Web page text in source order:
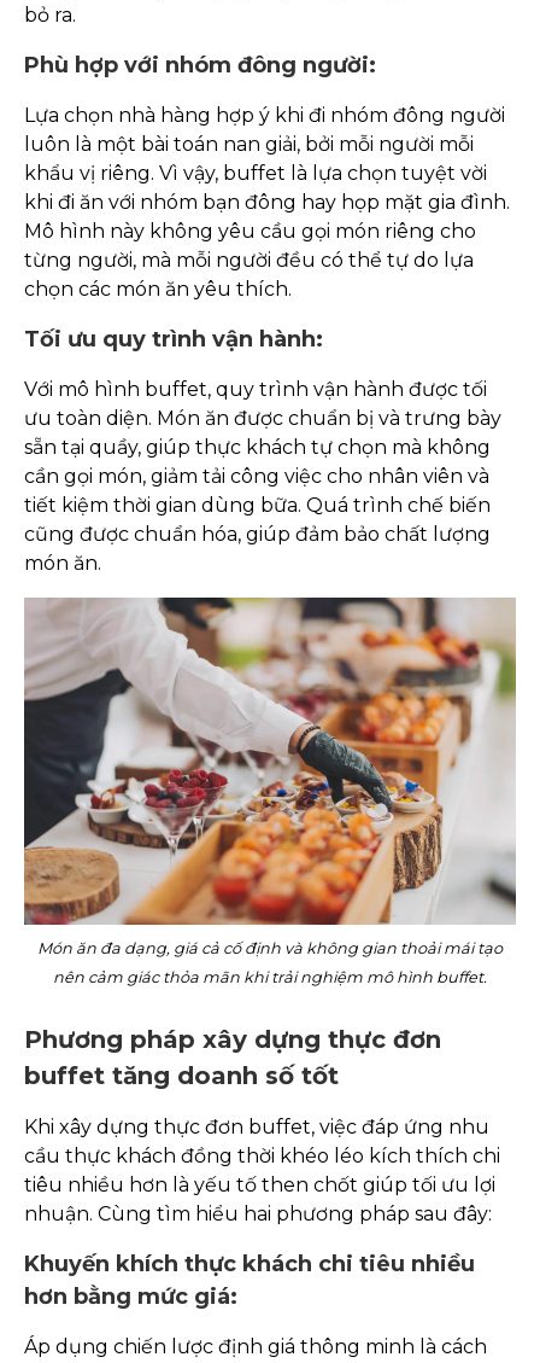
bỏ ra.
Phù hợp với nhóm đông người:
Lựa chọn nhà hàng hợp ý khi đi nhóm đông người
luôn là một bài toán nan giải, bởi mỗi người mỗi
khẩu vị riêng. Vì vậy, buffet là lựa chọn tuyệt vời
khi đi ăn với nhóm bạn đông hay họp mặt gia đình.
Mô hình này không yêu cầu gọi món riêng cho
từng người, mà mỗi người đều có thể tự do lựa
chọn các món ăn yêu thích.
Tối ưu quy trình vận hành:
Với mô hình buffet, quy trình vận hành được tối
ưu toàn diện. Món ăn được chuẩn bị và trưng bày
sẵn tại quầy, giúp thực khách tự chọn mà không
cần gọi món, giảm tải công việc cho nhân viên và
tiết kiệm thời gian dùng bữa. Quá trình chế biến
cũng được chuẩn hóa, giúp đảm bảo chất lượng
món ăn.
Món ăn đa dạng, giá cả cố định và không gian thoải mái tạo
nên cảm giác thỏa mãn khi trải nghiệm mô hình buffet.
Phương pháp xây dựng thực đơn
buffet tăng doanh số tốt
Khi xây dựng thực đơn buffet, việc đáp ứng nhu
cầu thực khách đồng thời khéo léo kích thích chi
tiêu nhiều hơn là yếu tố then chốt giúp tối ưu lợi
nhuận. Cùng tìm hiểu hai phương pháp sau đây:
Khuyến khích thực khách chi tiêu nhiều
hơn bằng mức giá:
Áp dụng chiến lược định giá thông minh là cách